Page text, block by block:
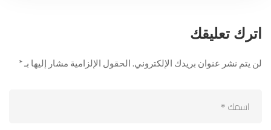
اترك تعليقك
لن يتم نشر عنوان بريدك الإلكتروني.الحقول الإلزامية مشار إليها بـ*